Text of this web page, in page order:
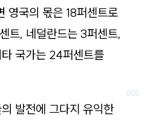
영국의 몫은 18퍼센트로
트, 네덜란드는 3퍼센트,
국가는 24퍼센트를
발전에 그다지 유익한